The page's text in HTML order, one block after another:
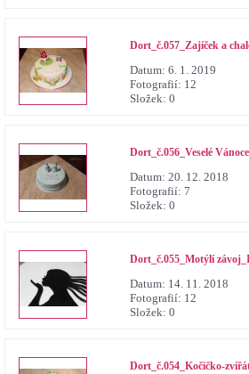
Dort_č.057_Zajíček a
Datum: 6. 1. 2019
Fotografií: 12
Složek: 0
Dort_č.056_Veselé
Datum: 20. 12. 2018
Fotografií: 7
Složek: 0
Dort_č.055_Motýlí
Datum: 14. 11. 2018
Fotografií: 12
Složek: 0
Dort_č.054_Kočičko-